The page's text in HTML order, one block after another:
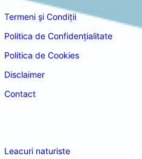
Termeni și Condiții
Politica de Confidențialitate
Politica de Cookies
Disclaimer
Contact
Leacuri naturiste